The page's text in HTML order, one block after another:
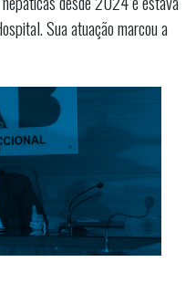
Sua atuação marcou a